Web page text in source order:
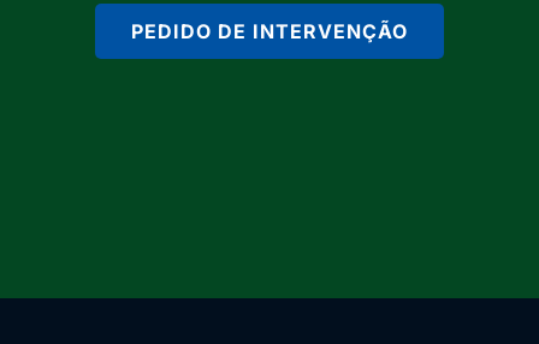
PEDIDO DE INTERVENÇÃO